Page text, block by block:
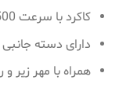
کاکرد با سرعت 11500 دور در دقیقه (در حالت آزاد)
دارای دسته
همراه با مهر زیر